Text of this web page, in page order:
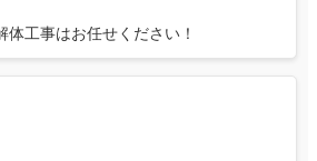
体工事はお任せください！